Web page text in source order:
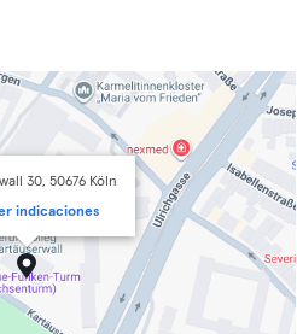
30, 50676 Köln
indicaciones